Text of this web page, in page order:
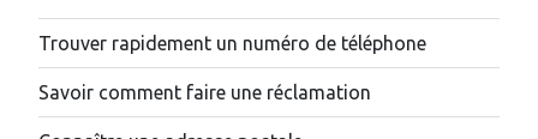
Trouver rapidement un numéro de téléphone
Savoir comment faire une réclamation